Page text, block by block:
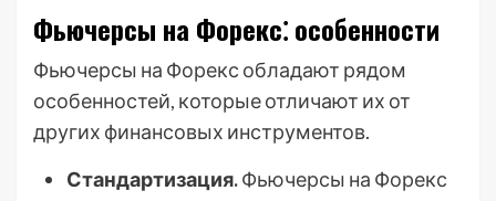
Фьючерсы на Форекс⁚ особенности
Фьючерсы на Форекс обладают рядом
особенностей, которые отличают их от
других финансовых инструментов.
Стандартизация.Фьючерсы на Форекс